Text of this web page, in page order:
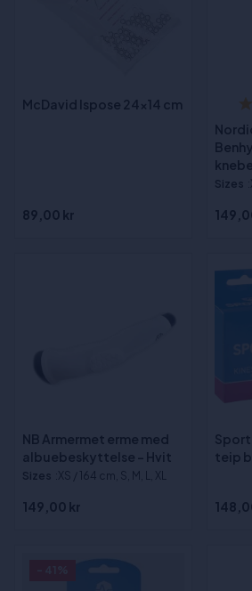
McDavid Ispose 24x14 cm
89,00 kr
Sizes
NB Armermet erme med
albuebeskyttelse - Hvit
Sizes :XS / 164 cm, S, M, L, XL
149,00 kr
teip